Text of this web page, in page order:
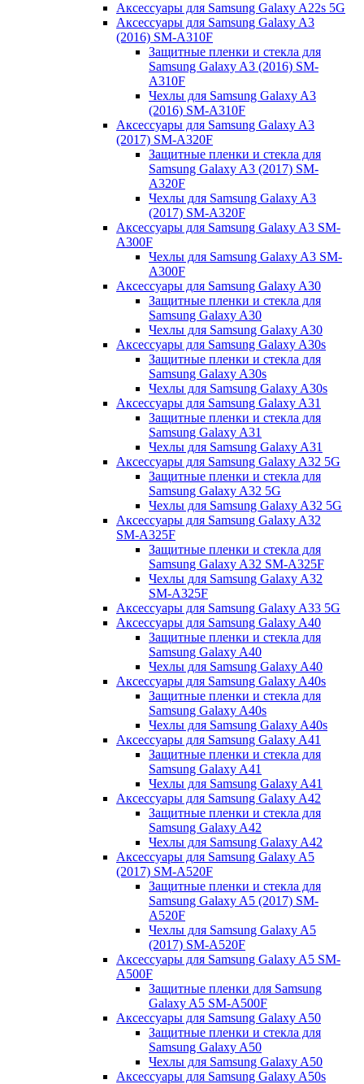
Аксессуары для Samsung Galaxy A22s 5G
Аксессуары для Samsung Galaxy A3
(2016) SM-A310F
Защитные пленки и стекла для
Samsung Galaxy A3 (2016) SM-
A310F
Чехлы для Samsung Galaxy A3
(2016) SM-A310F
Аксессуары для Samsung Galaxy A3
(2017) SM-A320F
Защитные пленки и стекла для
Samsung Galaxy A3 (2017) SM-
A320F
Чехлы для Samsung Galaxy A3
(2017) SM-A320F
Аксессуары для Samsung Galaxy A3 SM-
A300F
Чехлы для Samsung Galaxy A3 SM-
A300F
Аксессуары для Samsung Galaxy A30
Защитные пленки и стекла для
Samsung Galaxy A30
Чехлы для Samsung Galaxy A30
Аксессуары для Samsung Galaxy A30s
Защитные пленки и стекла для
Samsung Galaxy A30s
Чехлы для Samsung Galaxy A30s
Аксессуары для Samsung Galaxy A31
Защитные пленки и стекла для
Samsung Galaxy A31
Чехлы для Samsung Galaxy A31
Аксессуары для Samsung Galaxy A32 5G
Защитные пленки и стекла для
Samsung Galaxy A32 5G
Чехлы для Samsung Galaxy A32 5G
Аксессуары для Samsung Galaxy A32
SM-A325F
Защитные пленки и стекла для
Samsung Galaxy A32 SM-A325F
Чехлы для Samsung Galaxy A32
SM-A325F
Аксессуары для Samsung Galaxy A33 5G
Аксессуары для Samsung Galaxy A40
Защитные пленки и стекла для
Samsung Galaxy A40
Чехлы для Samsung Galaxy A40
Аксессуары для Samsung Galaxy A40s
Защитные пленки и стекла для
Samsung Galaxy A40s
Чехлы для Samsung Galaxy A40s
Аксессуары для Samsung Galaxy A41
Защитные пленки и стекла для
Samsung Galaxy A41
Чехлы для Samsung Galaxy A41
Аксессуары для Samsung Galaxy A42
Защитные пленки и стекла для
Samsung Galaxy A42
Чехлы для Samsung Galaxy A42
Аксессуары для Samsung Galaxy A5
(2017) SM-A520F
Защитные пленки и стекла для
Samsung Galaxy A5 (2017) SM-
A520F
Чехлы для Samsung Galaxy A5
(2017) SM-A520F
Аксессуары для Samsung Galaxy A5 SM-
A500F
Защитные пленки для Samsung
Galaxy A5 SM-A500F
Аксессуары для Samsung Galaxy A50
Защитные пленки и стекла для
Samsung Galaxy A50
Чехлы для Samsung Galaxy A50
Аксессуары для Samsung Galaxy A50s